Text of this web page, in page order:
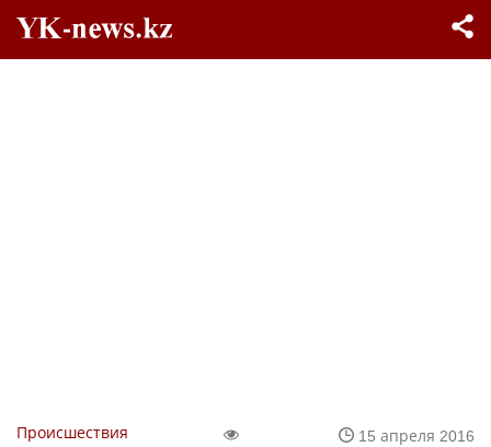
Происшествия
15 апреля 2016